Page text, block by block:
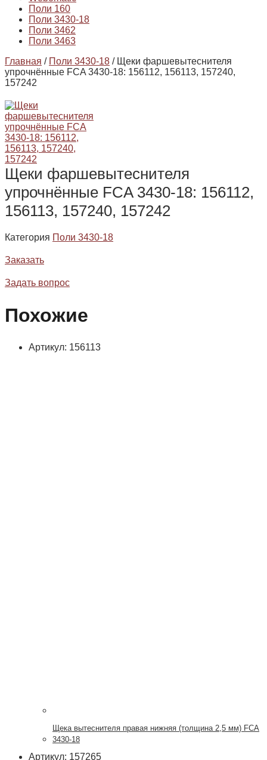
Поли 160
Поли 3430-18
Поли 3462
Поли 3463
Главная / Поли 3430-18 / Щеки фаршевытеснителя
упрочнённые FCA 3430-18: 156112, 156113, 157240,
157242
Щеки фаршевытеснителя
упрочнённые FCA 3430-18: 156112,
156113, 157240, 157242
Категория Поли 3430-18
Заказать
Задать вопрос
Похожие
Артикул: 156113
Щека вытеснителя правая нижняя (толщина 2,5 мм) FCA
3430-18
Артикул: 157265